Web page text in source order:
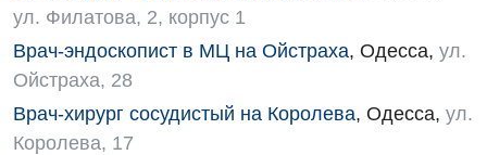
Сосудистая хирургия
Терапевтическое отделение
ул. Филатова, 2, корпус 1
Врач-эндоскопист в МЦ на Ойстраха, Одесса, ул.
Ойстраха, 28
Врач-хирург сосудистый на Королева, Одесса, ул.
Королева, 17